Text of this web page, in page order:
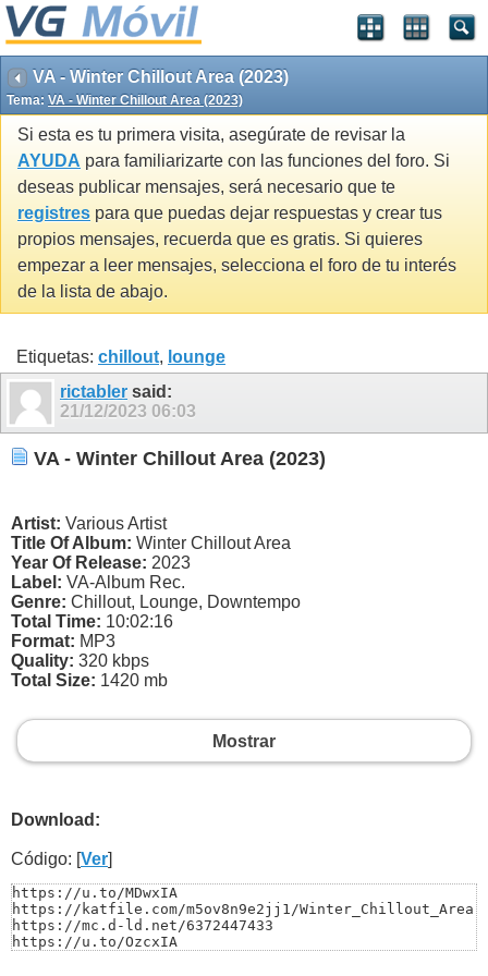
VA - Winter Chillout Area (2023)
Tema: VA - Winter Chillout Area (2023)
Si esta es tu primera visita, asegúrate de revisar la
AYUDA para familiarizarte con las funciones del foro. Si
deseas publicar mensajes, será necesario que te
registres para que puedas dejar respuestas y crear tus
propios mensajes, recuerda que es gratis. Si quieres
empezar a leer mensajes, selecciona el foro de tu interés
de la lista de abajo.
Etiquetas: chillout, lounge
rictabler said:
21/12/2023 06:03
VA - Winter Chillout Area (2023)
Artist: Various Artist
Title Of Album: Winter Chillout Area
Year Of Release: 2023
Label: VA-Album Rec.
Genre: Chillout, Lounge, Downtempo
Total Time: 10:02:16
Format: MP3
Quality: 320 kbps
Total Size: 1420 mb
Mostrar
Download:
Código: [Ver]
https://u.to/MDwxIA
https://katfile.com/m5ov8n9e2jj1/
https://mc.d-ld.net/6372447433
https://u.to/OzcxIA